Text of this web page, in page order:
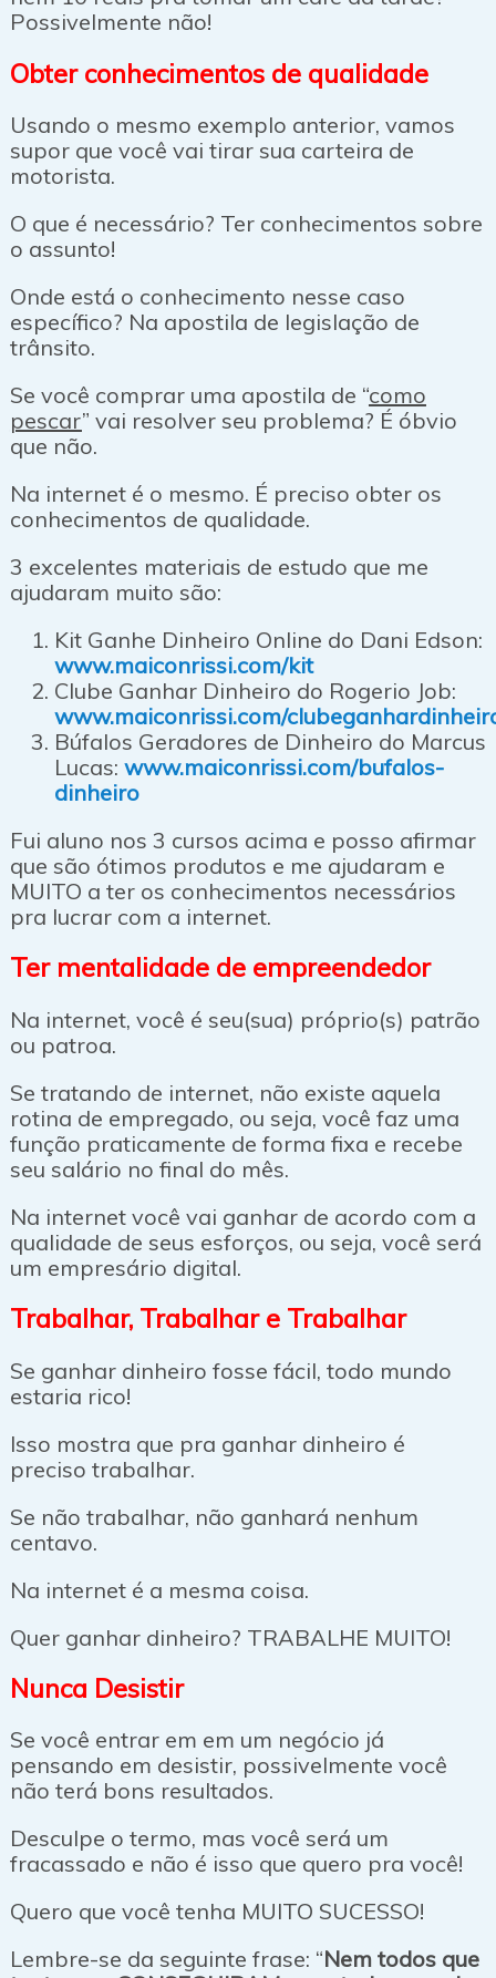
Possivelmente não!
Obter conhecimentos de qualidade
Usando o mesmo exemplo anterior, vamos
supor que você vai tirar sua carteira de
motorista.
O que é necessário? Ter conhecimentos sobre
o assunto!
Onde está o conhecimento nesse caso
específico? Na apostila de legislação de
trânsito.
Se você comprar uma apostila de “como
pescar” vai resolver seu problema? É óbvio
que não.
Na internet é o mesmo. É preciso obter os
conhecimentos de qualidade.
3 excelentes materiais de estudo que me
ajudaram muito são:
Kit Ganhe Dinheiro Online do Dani Edson:
www.maiconrissi.com/kit
Clube Ganhar Dinheiro do Rogerio Job:
www.maiconrissi.com/
Búfalos Geradores de Dinheiro do Marcus
Lucas: www.maiconrissi.com/bufalos-
dinheiro
Fui aluno nos 3 cursos acima e posso afirmar
que são ótimos produtos e me ajudaram e
MUITO a ter os conhecimentos necessários
pra lucrar com a internet.
Ter mentalidade de empreendedor
Na internet, você é seu(sua) próprio(s) patrão
ou patroa.
Se tratando de internet, não existe aquela
rotina de empregado, ou seja, você faz uma
função praticamente de forma fixa e recebe
seu salário no final do mês.
Na internet você vai ganhar de acordo com a
qualidade de seus esforços, ou seja, você será
um empresário digital.
Trabalhar, Trabalhar e Trabalhar
Se ganhar dinheiro fosse fácil, todo mundo
estaria rico!
Isso mostra que pra ganhar dinheiro é
preciso trabalhar.
Se não trabalhar, não ganhará nenhum
centavo.
Na internet é a mesma coisa.
Quer ganhar dinheiro? TRABALHE MUITO!
Nunca Desistir
Se você entrar em em um negócio já
pensando em desistir, possivelmente você
não terá bons resultados.
Desculpe o termo, mas você será um
fracassado e não é isso que quero pra você!
Quero que você tenha MUITO SUCESSO!
Lembre-se da seguinte frase: “Nem todos que